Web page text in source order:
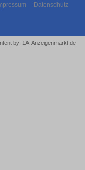
Datenschutz
by: 1A-Anzeigenmarkt.de